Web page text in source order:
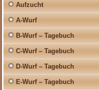
Aufzucht
A-Wurf
B-Wurf – Tagebuch
C-Wurf – Tagebuch
D-Wurf – Tagebuch
E-Wurf – Tagebuch